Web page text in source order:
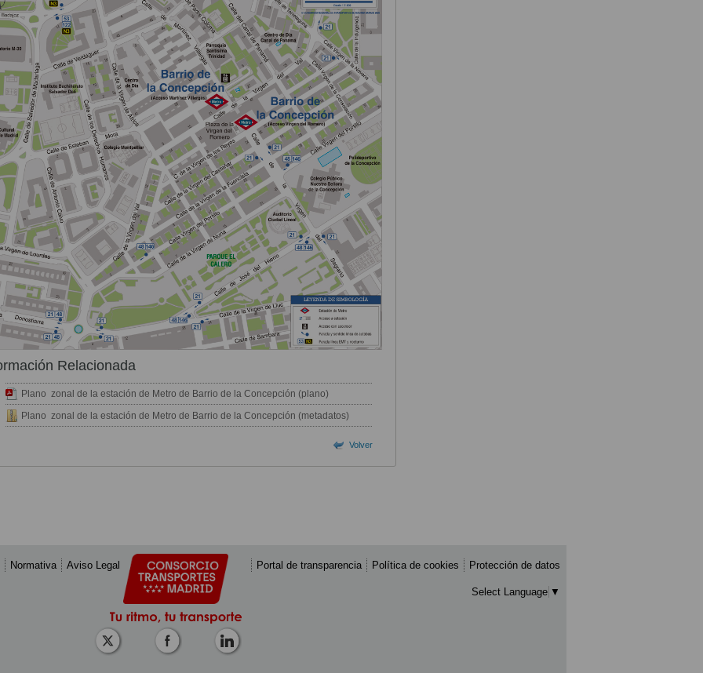
Relacionada
Plano zonal de la estación de Metro de Barrio de la Concepción (plano)
Plano zonal de la estación de Metro de Barrio de la Concepción (metadatos)
Volver
Normativa Aviso Legal Portal de transparencia Política de cookies Protección de datos
Select Language ▼